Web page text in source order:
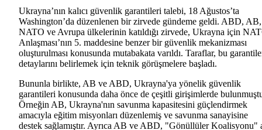
Ukrayna’nın kalıcı güvenlik garantileri talebi, 18 Ağustos’ta
Washington’da düzenlenen bir zirvede gündeme geldi. ABD, AB,
NATO ve Avrupa ülkelerinin katıldığı zirvede, Ukrayna için
Anlaşması’nın 5. maddesine benzer bir güvenlik mekanizması
oluşturulması konusunda mutabakata varıldı. Taraflar, bu
detaylarını belirlemek için teknik görüşmelere başladı.
Bununla birlikte, AB ve ABD, Ukrayna'ya yönelik güvenlik
garantileri konusunda daha önce de çeşitli girişimlerde
Örneğin AB, Ukrayna'nın savunma kapasitesini güçlendirmek
amacıyla eğitim misyonları düzenlemiş ve savunma sanayisine
destek sağlamıştır. Ayrıca AB ve ABD, "Gönüllüler Koalisyonu"